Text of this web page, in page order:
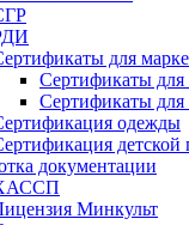
для
Сертификаты для
Сертификаты для
одежды
детской
документации
Минкульт